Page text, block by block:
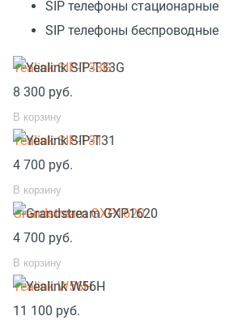
SIP телефоны стационарные
SIP телефоны беспроводные
Yealink SIP-T33G
8 300 руб.
В корзину
Yealink SIP-T31
4 700 руб.
В корзину
Grandstream GXP1620
4 700 руб.
В корзину
Yealink W56H
11 100 руб.